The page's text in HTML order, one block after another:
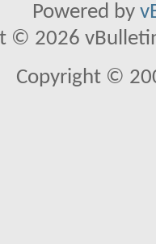
Powered by
© 2026
Copyright ©